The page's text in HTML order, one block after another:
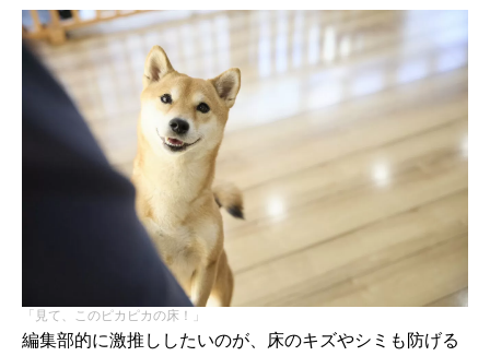
「見て、このピカピカの床！」
編集部的に激推ししたいのが、床のキズやシミも防げる